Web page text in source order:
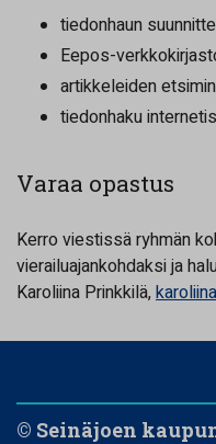
tiedonhaun
Eepos-
artikkeleiden
tiedonhaku
Varaa opastus
Kerro viestissä ryhmän
vierailuajankohdaksi ja
Karoliina Prinkkilä,
© Seinäjoen